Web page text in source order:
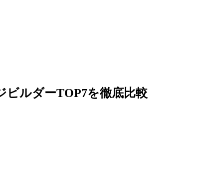
ビルダーTOP7を徹底比較